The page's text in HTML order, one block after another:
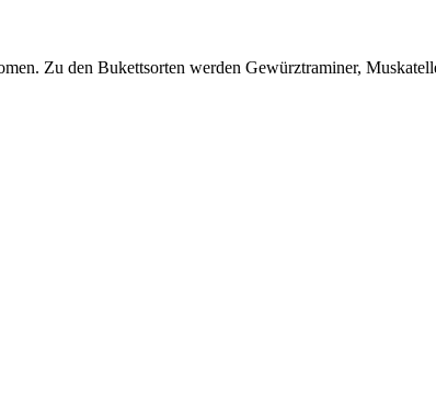
Zu den Bukettsorten werden Gewürztraminer,